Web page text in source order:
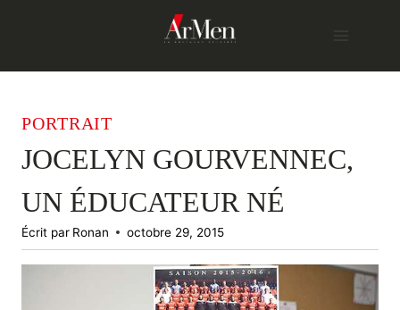
PORTRAIT
JOCELYN GOURVENNEC,
UN ÉDUCATEUR NÉ
Écrit par Ronan octobre 29, 2015